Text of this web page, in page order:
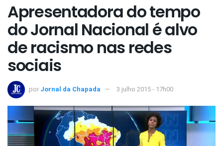
Apresentadora do tempo
do Jornal Nacional é alvo
de racismo nas redes
sociais
por Jornal da Chapada 3 julho 2015 - 17h00